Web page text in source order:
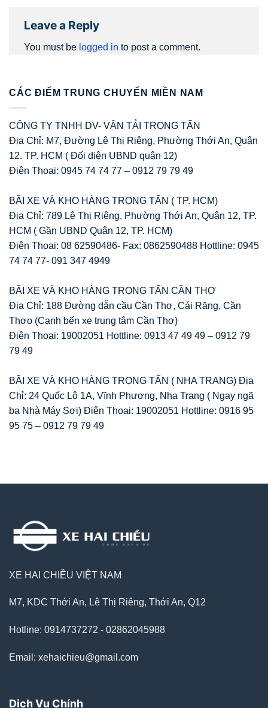
Leave a Reply
You must be logged in to post a comment.
CÁC ĐIỂM TRUNG CHUYỂN MIỀN NAM
CÔNG TY TNHH DV- VẬN TẢI TRỌNG TẤN
Địa Chỉ: M7, Đường Lê Thị Riêng, Phường Thới An, Quận
12. TP. HCM ( Đối diện UBND quận 12)
Điện Thoại: 0945 74 74 77 – 0912 79 79 49
BÃI XE VÀ KHO HÀNG TRỌNG TẤN ( TP. HCM)
Địa Chỉ: 789 Lê Thị Riêng, Phường Thới An, Quận 12, TP.
HCM ( Gần UBND Quận 12, TP. HCM)
Điện Thoại: 08 62590486- Fax: 0862590488 Hottline: 0945
74 74 77- 091 347 4949
BÃI XE VÀ KHO HÀNG TRỌNG TẤN CẦN THƠ
Địa Chỉ: 188 Đường dẫn cầu Cần Thơ, Cái Răng, Cần
Thơo (Cạnh bến xe trung tâm Cần Thơ)
Điện Thoại: 19002051 Hottline: 0913 47 49 49 – 0912 79
79 49
BÃI XE VÀ KHO HÀNG TRỌNG TẤN ( NHA TRANG) Địa
Chỉ: 24 Quốc Lộ 1A, Vĩnh Phương, Nha Trang ( Ngay ngã
ba Nhà Máy Sợi) Điện Thoại: 19002051 Hottline: 0916 95
95 75 – 0912 79 79 49
XE HAI CHIỀU VIỆT NAM
M7, KDC Thới An, Lê Thị Riêng, Thới An, Q12
Hotline: 0914737272 - 02862045988
Email: xehaichieu@gmail.com
Dịch Vụ Chính